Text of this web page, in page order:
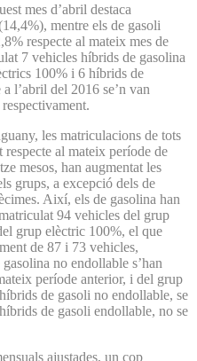
mes d’abril destaca
mentre els de gasoli
respecte al mateix mes de
7 vehicles híbrids de gasolina
100% i 6 híbrids de
l’abril del 2016 se’n van
les matriculacions de tots
al mateix període de
mesos, han augmentat les
grups, a excepció dels de
Així, els de gasolina han
94 vehicles del grup
grup elèctric 100%, el que
de 87 i 73 vehicles,
no endollable s’han
període anterior, i del grup
de gasoli no endollable, se
de gasoli endollable, no se
ajustades, un cop